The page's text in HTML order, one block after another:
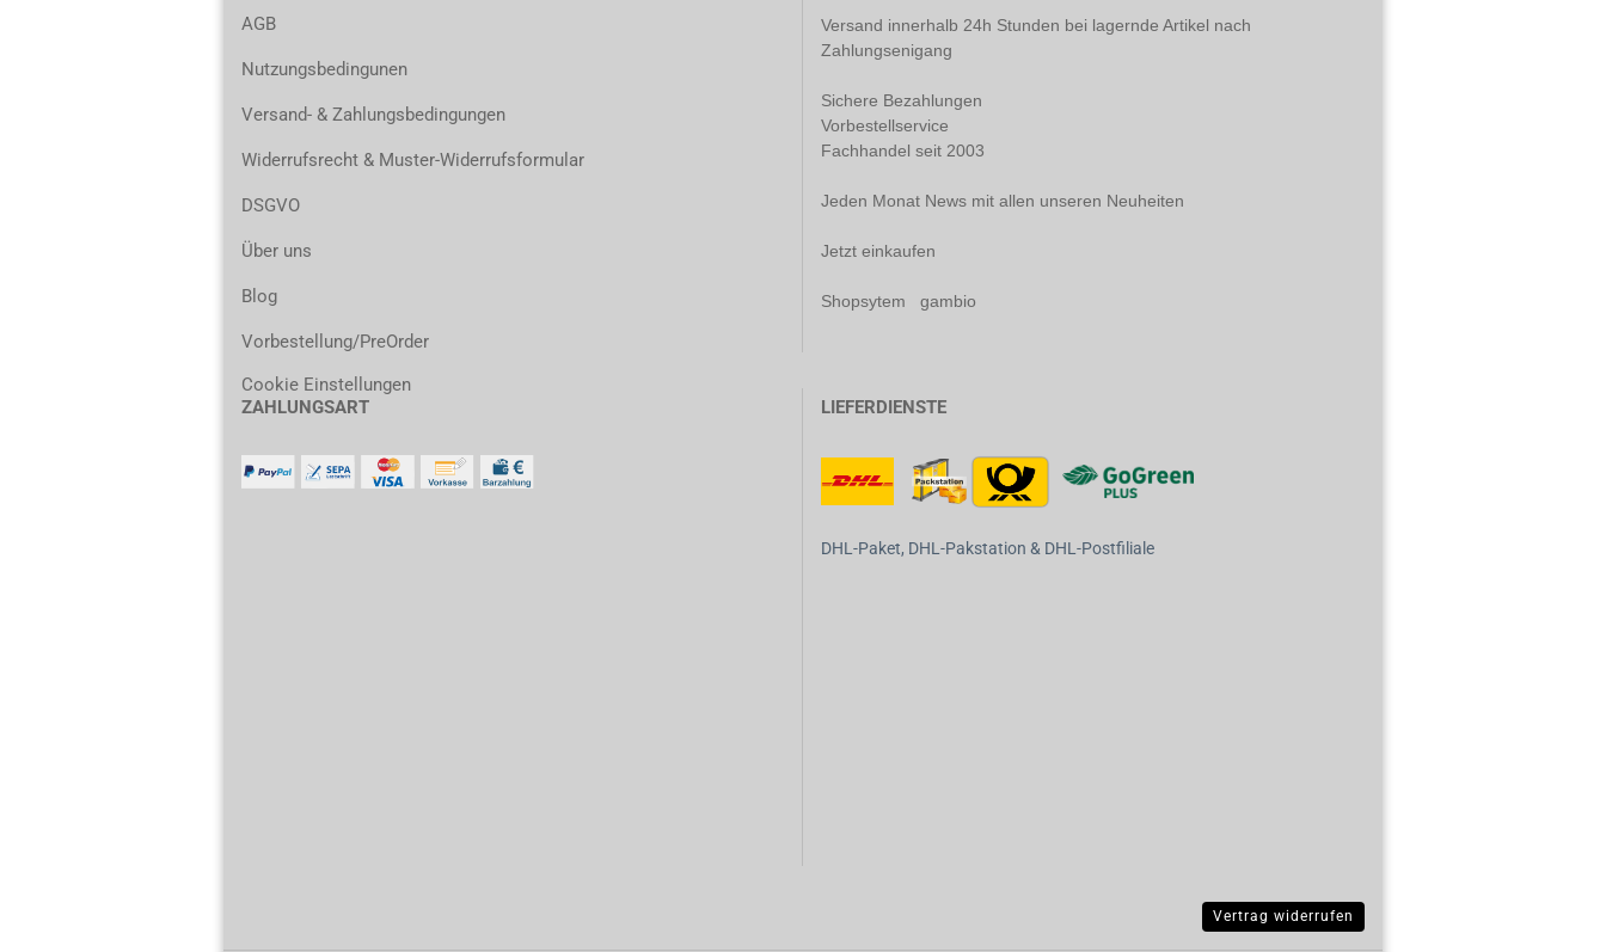
AGB
Nutzungsbedingunen
Versand- & Zahlungsbedingungen
Widerrufsrecht & Muster-Widerrufsformular
DSGVO
Über uns
Blog
Vorbestellung/PreOrder
Cookie Einstellungen
Versand innerhalb 24h Stunden bei lagernde Artikel nach
Zahlungsenigang
Sichere Bezahlungen
Vorbestellservice
Fachhandel seit 2003
Jeden Monat News mit allen unseren Neuheiten
Jetzt einkaufen
Shopsytem gambio
ZAHLUNGSART LIEFERDIENSTE
DHL-Paket, DHL-Pakstation & DHL-Postfiliale
Vertrag widerrufen